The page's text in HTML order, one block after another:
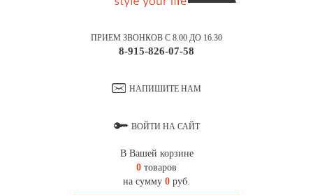
ПРИЕМ ЗВОНКОВ С 8.00 ДО 16.30
8-915-826-07-58
НАПИШИТЕ НАМ
ВОЙТИ НА САЙТ
В Вашей корзине
0 товаров
на сумму 0 руб.